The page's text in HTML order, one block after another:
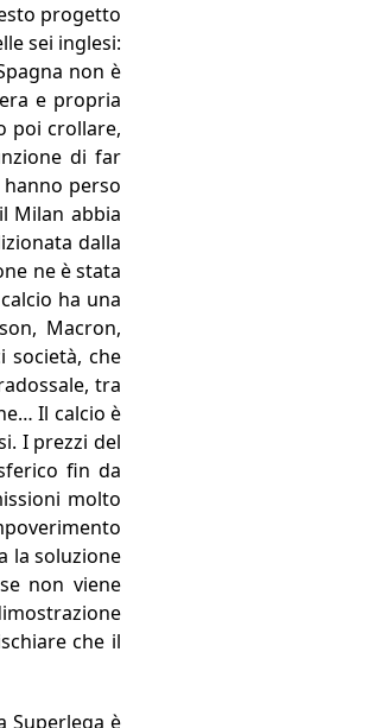
progetto
sei inglesi:
non è
e propria
poi crollare,
di far
perso
Milan abbia
dalla
ne è stata
ha una
Macron,
società, che
tra
Il calcio è
I prezzi del
fin da
molto
la soluzione
non viene
che il
Superlega è